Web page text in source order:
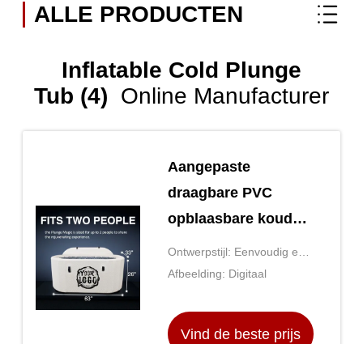
ALLE PRODUCTEN
Inflatable Cold Plunge
Tub (4) Online Manufacturer
Aangepaste
draagbare PVC
opblaasbare koude
badkuip met koeler,
vouwbare volwassen
Ontwerpstijl: Eenvoudig en
modern
Afbeelding: Digitaal
Vind de beste prijs